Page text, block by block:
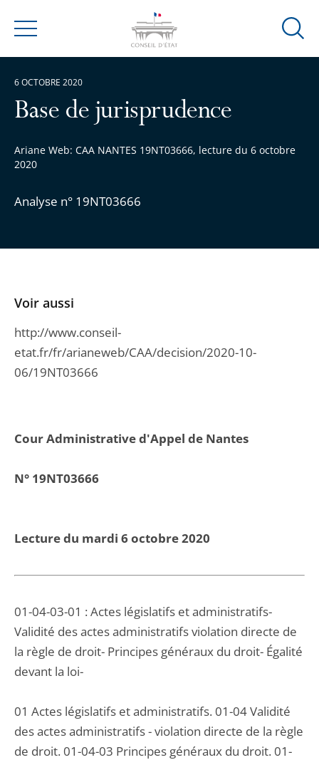
Menu
Ouvrir
Base de jurisprudence
Ariane Web: CAA NANTES 19NT03666, lecture du 6 octobre
2020
Analyse n° 19NT03666
6 OCTOBRE 2020
Cour Administrative d'Appel de Nantes
N° 19NT03666
Lecture du mardi 6 octobre 2020
01-04-03-01 : Actes législatifs et administratifs-
Validité des actes administratifs violation directe de
la règle de droit- Principes généraux du droit- Égalité
devant la loi-
01 Actes législatifs et administratifs. 01-04 Validité
des actes administratifs - violation directe de la règle
de droit. 01-04-03 Principes généraux du droit. 01-
Voir aussi
http://www.conseil-
etat.fr/fr/arianeweb/CAA/decision/2020-10-
06/19NT03666